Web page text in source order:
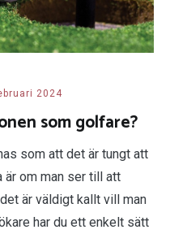
2024
som golfare?
som att det är tungt att
är om man ser till att
är väldigt kallt vill man
har du ett enkelt sätt